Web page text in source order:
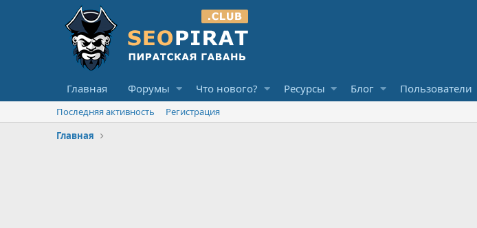
Главная Форумы Что нового? Ресурсы Блог Пользователи
Последняя активность
Регистрация
Главная